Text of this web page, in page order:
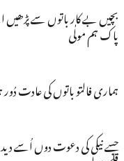
بچیں بے کار باتوں سے
پاک ہم مولٰی
ہماری فالتو باتوں کی عادت
جسے نیکی کی دعوت دوں اُسے